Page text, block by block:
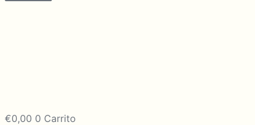
€0,00 0 Carrito